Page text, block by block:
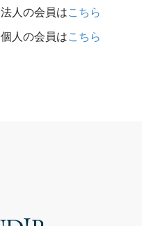
法人の会員はこちら
個人の会員はこちら